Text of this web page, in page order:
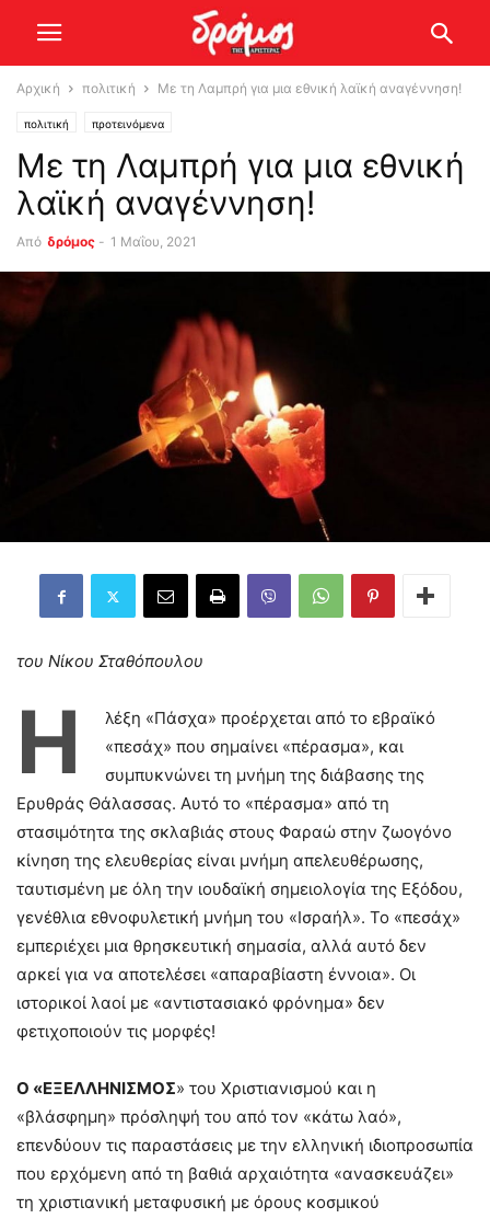
Αρχική πολιτική Με τη Λαμπρή για μια εθνική λαϊκή αναγέννηση!
πολιτική προτεινόμενα
Με τη Λαμπρή για μια εθνική
λαϊκή αναγέννηση!
Από δρόμος - 1 Μαΐου, 2021
του Νίκου Σταθόπουλου
Η
λέξη «Πάσχα» προέρχεται από το εβραϊκό
«πεσάχ» που σημαίνει «πέρασμα», και
συμπυκνώνει τη μνήμη της διάβασης της
Ερυθράς Θάλασσας. Αυτό το «πέρασμα» από τη
στασιμότητα της σκλαβιάς στους Φαραώ στην ζωογόνο
κίνηση της ελευθερίας είναι μνήμη απελευθέρωσης,
ταυτισμένη με όλη την ιουδαϊκή σημειολογία της Εξόδου,
γενέθλια εθνοφυλετική μνήμη του «Ισραήλ». Το «πεσάχ»
εμπεριέχει μια θρησκευτική σημασία, αλλά αυτό δεν
αρκεί για να αποτελέσει «απαραβίαστη έννοια». Οι
ιστορικοί λαοί με «αντιστασιακό φρόνημα» δεν
φετιχοποιούν τις μορφές!
Ο «ΕΞΕΛΛΗΝΙΣΜΟΣ» του Χριστιανισμού και η
«βλάσφημη» πρόσληψή του από τον «κάτω λαό»,
επενδύουν τις παραστάσεις με την ελληνική ιδιοπροσωπία
που ερχόμενη από τη βαθιά αρχαιότητα «ανασκευάζει»
τη χριστιανική μεταφυσική με όρους κοσμικού